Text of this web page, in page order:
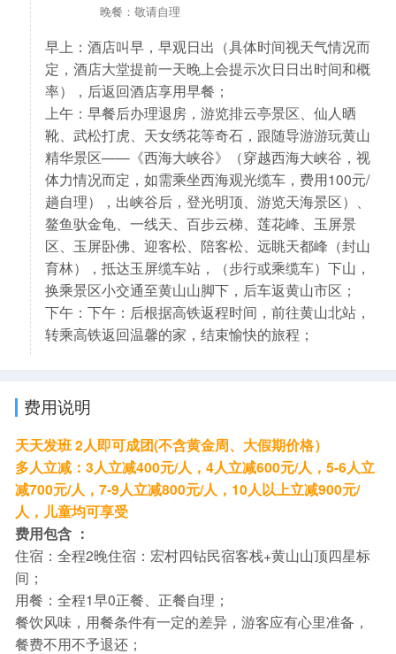
晚餐：敬请自理
早上：酒店叫早，早观日出（具体时间视天气情况而
定，酒店大堂提前一天晚上会提示次日日出时间和概
率），后返回酒店享用早餐；
上午：早餐后办理退房，游览排云亭景区、仙人晒
靴、武松打虎、天女绣花等奇石，跟随导游游玩黄山
精华景区——《西海大峡谷》（穿越西海大峡谷，视
体力情况而定，如需乘坐西海观光缆车，费用100元/
趟自理），出峡谷后，登光明顶、游览天海景区）、
鳌鱼驮金龟、一线天、百步云梯、莲花峰、玉屏景
区、玉屏卧佛、迎客松、陪客松、远眺天都峰（封山
育林），抵达玉屏缆车站，（步行或乘缆车）下山，
换乘景区小交通至黄山山脚下，后车返黄山市区；
下午：下午：后根据高铁返程时间，前往黄山北站，
转乘高铁返回温馨的家，结束愉快的旅程；
费用说明
天天发班 2人即可成团(不含黄金周、大假期价格）
多人立减：3人立减400元/人，4人立减600元/人，5-6人立
减700元/人，7-9人立减800元/人，10人以上立减900元/
人，儿童均可享受
费用包含 ：
住宿：全程2晚住宿：宏村四钻民宿客栈+黄山山顶四星标
间；
用餐：全程1早0正餐、正餐自理；
餐饮风味，用餐条件有一定的差异，游客应有心里准备，
餐费不用不予退还；